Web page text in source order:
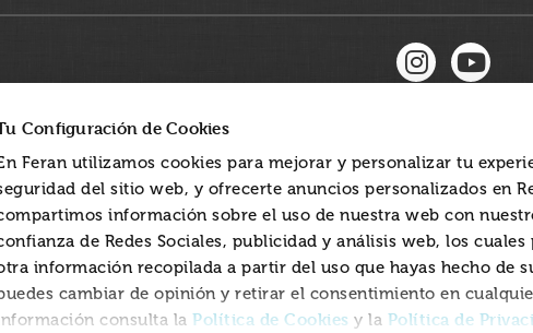
Configuración de Cookies
Feran utilizamos cookies para mejorar y personalizar tu
del sitio web, y ofrecerte anuncios personalizados en
información sobre el uso de nuestra web con
de Redes Sociales, publicidad y análisis web, los
información recopilada a partir del uso que hayas hecho de
cambiar de opinión y retirar el consentimiento en
consulta laPolítica de Cookies y la Política de